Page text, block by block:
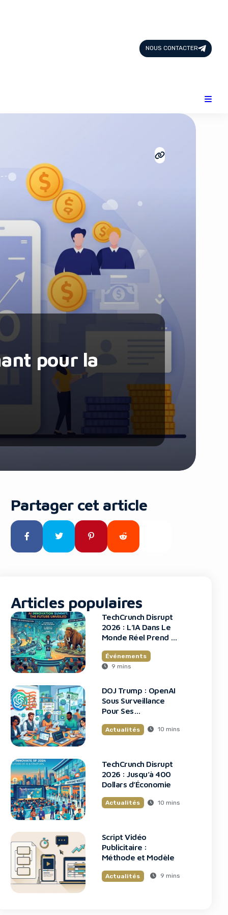
NOUS CONTACTER
pour la
Partager cet article
Articles populaires
TechCrunch Disrupt
2026 : L’IA Dans Le
Monde Réel Prend La
Événements
9 mins
DOJ Trump : OpenAI
Sous Surveillance
Pour Ses
Actualités 10 mins
TechCrunch Disrupt
2026 : Jusqu’à 400
Dollars d’Économie
Actualités 10 mins
Script Vidéo
Publicitaire :
Méthode et Modèle
Actualités 9 mins
Design & Créativité
Intelligence Artificielle
Marketing & Ventes
Plateformes
Produits physiques
Santé et Forme
Social & Communauté
Tech & Développement
Travail & Productivité
Voyage